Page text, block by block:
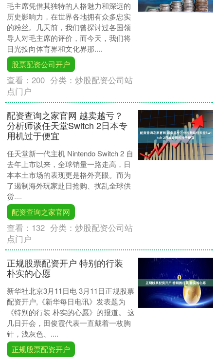
毛主席凭借其独特的人格魅力和深远的
历史影响力，在世界各地拥有众多忠实
的粉丝。几天前，我们曾探讨过各国领
导人对毛主席的评价，而今天，我们将
目光投向体育界和文化界那....
股票配资公司开户
查看：200 分类：炒股配资公司站
点门户
配资查询之家官网 越卖越亏？
分析师谈任天堂Switch 2日本专
用机过于便宜
任天堂新一代主机 Nintendo Switch 2 自
去年上市以来，全球销量一路走高，日
本本土市场的表现更是格外亮眼。而为
了遏制海外玩家赴日抢购、扰乱全球供
货....
配资查询之家官网
查看： 132 分类：炒股配资公司站
点门户
正规股票配资开户 特别的行装
朴实的心愿
新华社北京3月11日电 3月11日正规股票
配资开户,《新华每日电讯》发表题为
《特别的行装 朴实的心愿》的报道。 这
几日开会，田俊霞代表一直戴着一枚胸
针，浅灰色、....
正规股票配资开户